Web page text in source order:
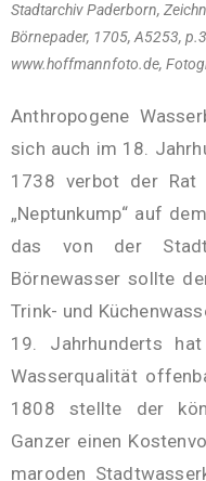
Stadtarchiv Paderborn,
Börnepader, 1705, A5253,
www.hoffmannfoto.de,
Anthropogene
sich auch im 18.
1738 verbot der Rat
„Neptunkump“ auf
das von der
Börnewasser sollte
Trink- und
19. Jahrhunderts
Wasserqualität
1808 stellte der
Ganzer einen
maroden